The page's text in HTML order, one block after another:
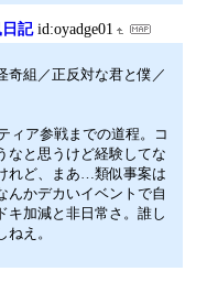
記 id:oyadge01
奇組／正反対な君と僕／
ィア参戦までの道程。コ
なと思うけど経験してな
れど、まあ…類似事案は
んかデカいイベントで自
キ加減と非日常さ。誰し
え。